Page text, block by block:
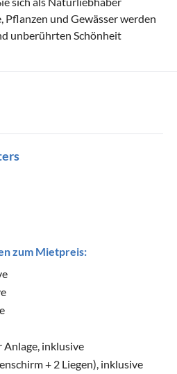
Pflanzen und Gewässer werden
unberührten Schönheit
zum Mietpreis:
inklusive
+ 2 Liegen), inklusive